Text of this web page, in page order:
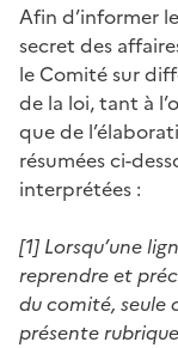
Afin d’informer
secret des
le Comité sur
de la loi, tant à
que de
résumées ci-
interprétées :
[1] Lorsqu’une
reprendre et
du comité, seule
présente